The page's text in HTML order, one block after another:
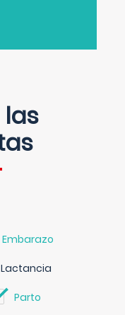
Embarazo
Lactancia
Parto